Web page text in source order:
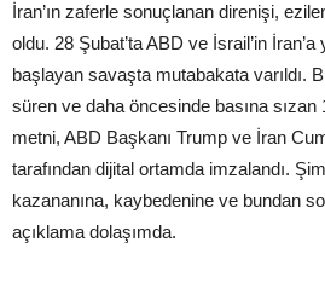
İran’ın zaferle sonuçlanan direnişi,
oldu. 28 Şubat’ta ABD ve İsrail’in İran’a
başlayan savaşta mutabakata varıldı.
süren ve daha öncesinde basına
metni, ABD Başkanı Trump ve İran
tarafından dijital ortamda imzalandı.
kazananına, kaybedenine ve bundan
açıklama dolaşımda.